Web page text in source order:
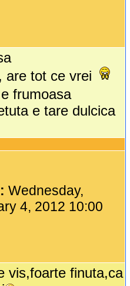
are tot ce vrei
frumoasa
e tare dulcica
Wednesday,
4, 2012 10:00
vis,foarte finuta,ca